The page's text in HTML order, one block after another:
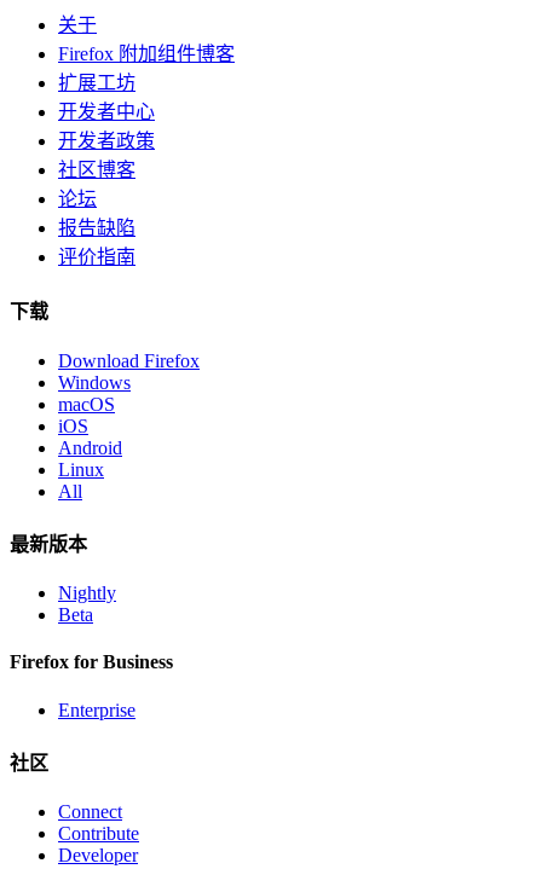
关于
Firefox 附加组件博客
扩展工坊
开发者中心
开发者政策
社区博客
论坛
报告缺陷
评价指南
下载
Download Firefox
Windows
macOS
iOS
Android
Linux
All
最新版本
Nightly
Beta
Firefox for Business
Enterprise
社区
Connect
Contribute
Developer